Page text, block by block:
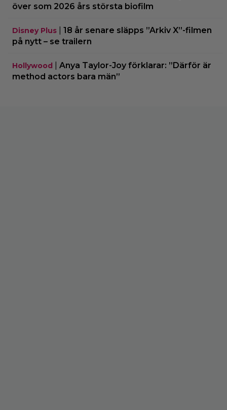
över som 2026 års största biofilm
Disney Plus
18 år senare släpps ”Arkiv X”-filmen
på nytt – se trailern
Hollywood
Anya Taylor-Joy förklarar: ”Därför är
method actors bara män”